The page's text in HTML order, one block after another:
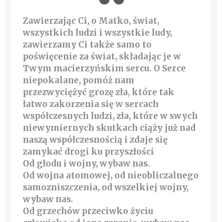
Zawierzając Ci, o Matko, świat,
wszystkich ludzi i wszystkie ludy,
zawierzamy Ci także samo to
poświęcenie za świat, składając je w
Twym macierzyńskim sercu. O Serce
niepokalane, pomóż nam
przezwyciężyć grozę zła, które tak
łatwo zakorzenia się w sercach
współczesnych ludzi, zła, które w swych
niewymiernych skutkach ciąży już nad
naszą współczesnością i zdaje się
zamykać drogi ku przyszłości
Od głodu i wojny, wybaw nas.
Od wojna atomowej, od nieobliczalnego
samozniszczenia, od wszelkiej wojny,
wybaw nas.
Od grzechów przeciwko życiu